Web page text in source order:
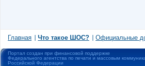
Главная Что такое ШОС? Официальные
Портал создан при финансовой поддержке
Федерального агентства по печати и массовым
Российской Федерации